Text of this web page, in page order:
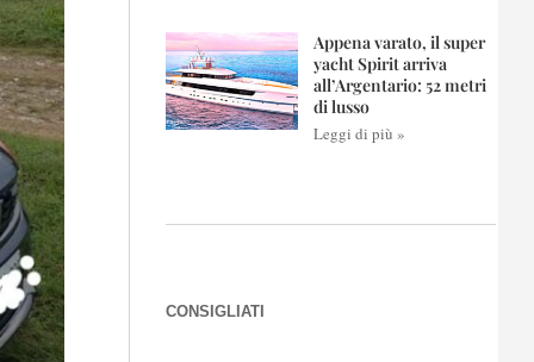
Appena varato, il super
yacht Spirit arriva
all’Argentario: 52 metri
di lusso
Leggi di più »
CONSIGLIATI